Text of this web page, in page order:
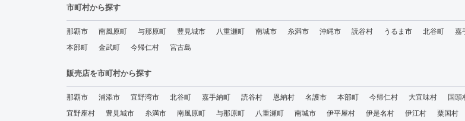
市町村から探す
那覇市 南風原町 与那原町 豊見城市 八重瀬町 南城市 糸満市 沖縄市 読谷村 うるま市 北谷町 嘉
本部町
金武町 今帰仁村 宮古島
販売店を市町村から探す
那覇市 浦添市 宜野湾市 北谷町 嘉手納町 読谷村 恩納村 名護市 本部町 今帰仁村 大宜味村 国頭
宜野座村
豊見城市 糸満市 南風原町 与那原町 八重瀬町 南城市 伊平屋村 伊是名村 伊江村 粟国村